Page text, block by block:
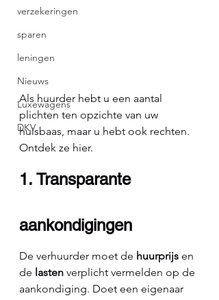
verzekeringen
sparen
leningen
Nieuws
Luxewagens
DKV
Als huurder hebt u een aantal
plichten ten opzichte van uw
huisbaas, maar u hebt ook rechten.
Ontdek ze hier.
1. Transparante
aankondigingen
De verhuurder moet de huurprijs en
de lasten verplicht vermelden op de
aankondiging. Doet een eigenaar